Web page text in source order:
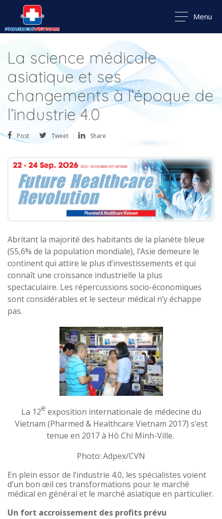
Menu
La science médicale
asiatique et ses
changements à l’époque de
l’industrie 4.0
Post Tweet Share
Abritant la majorité des habitants de la planète bleue
(55,6% de la population mondiale), l’Asie demeure le
continent qui attire le plus d’investissements et qui
connaît une croissance industrielle la plus
spectaculaire. Les répercussions socio-économiques
sont considérables et le secteur médical n’y échappe
pas.
La 12e exposition internationale de médecine du
Vietnam (Pharmed & Healthcare Vietnam 2017) s’est
tenue en 2017 à Hô Chi Minh-Ville.
Photo: Adpex/CVN
En plein essor de l’industrie 4.0, les spécialistes voient
d’un bon œil ces transformations pour le marché
médical en général et le marché asiatique en particulier.
Un fort accroissement des profits prévu